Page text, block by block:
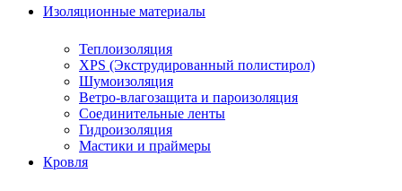
Изоляционные материалы
Теплоизоляция
XPS (Экструдированный полистирол)
Шумоизоляция
Ветро-влагозащита и пароизоляция
Соединительные ленты
Гидроизоляция
Мастики и праймеры
Кровля